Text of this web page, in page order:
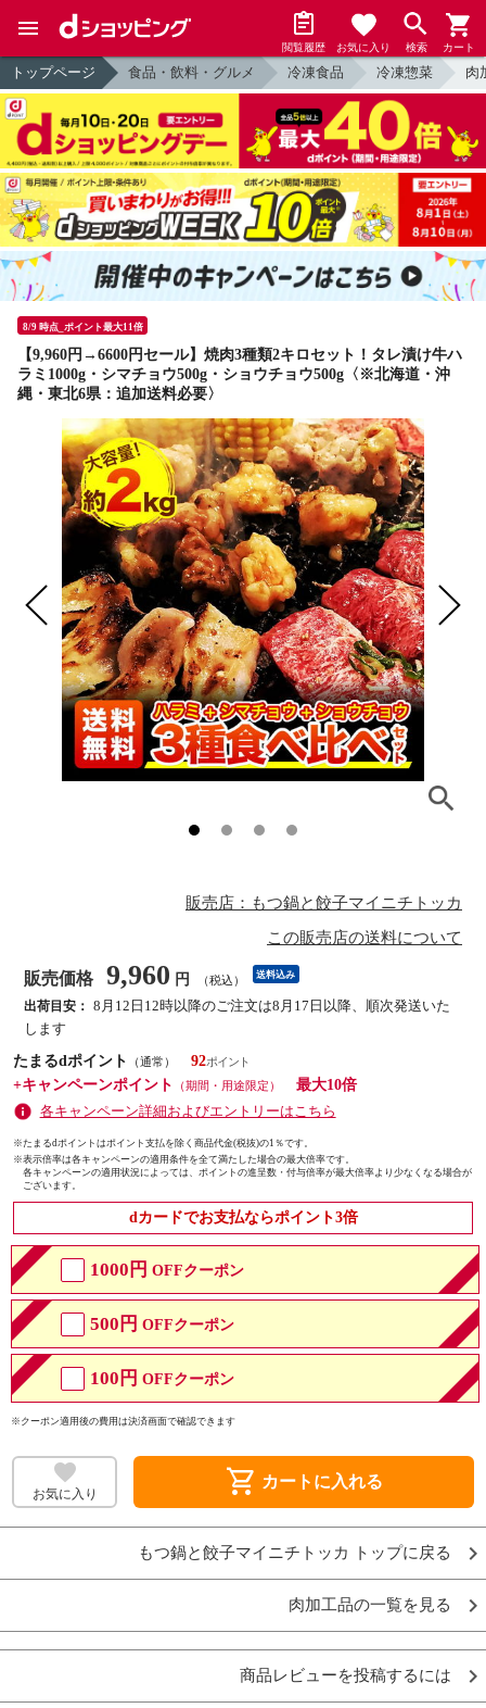
閲覧履歴 お気に入り 検索 カート
トップページ 食品・飲料・グルメ 冷凍食品 冷凍惣菜 肉
8/9 時点_ポイント最大11倍
【9,960円→6600円セール】焼肉3種類2キロセット！タレ漬け牛ハ
ラミ1000g・シマチョウ500g・ショウチョウ500g〈※北海道・沖
縄・東北6県：追加送料必要〉
販売店：もつ鍋と餃子マイニチトッカ
この販売店の送料について
販売価格 9,960 円 （税込） 送料込み
出荷目安： 8月12日12時以降のご注文は8月17日以降、順次発送いた
します
たまるdポイント
（通常）
92
+キャンペーンポイント
（期間・用途限定）
最大10倍
各キャンペーン詳細およびエントリーはこちら
※たまるdポイントはポイント支払を除く商品代金(税抜)の1％です。
※表示倍率は各キャンペーンの適用条件を全て満たした場合の最大倍率です。
各キャンペーンの適用状況によっては、ポイントの進呈数・付与倍率が最大倍率より少なくなる場合が
ございます。
dカードでお支払ならポイント3倍
1000円 OFFクーポン
500円 OFFクーポン
100円 OFFクーポン
※クーポン適用後の費用は決済画面で確認できます
お気に入り shopping_cart カートに入れる
もつ鍋と餃子マイニチトッカ トップに戻る
肉加工品の一覧を見る
商品レビューを投稿するには